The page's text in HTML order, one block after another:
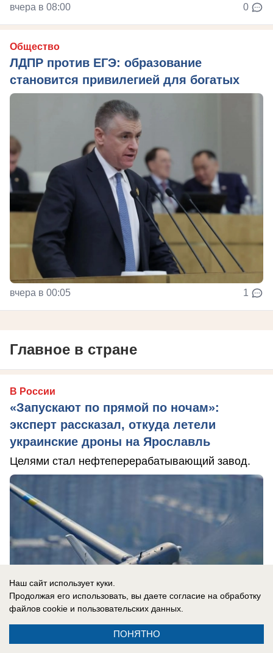
вчера в 08:00 0
Общество
ЛДПР против ЕГЭ: образование
становится привилегией для богатых
вчера в 00:05 1
Главное в стране
В России
«Запускают по прямой по ночам»:
эксперт рассказал, откуда летели
украинские дроны на Ярославль
Целями стал нефтеперерабатывающий завод.
Наш сайт использует куки.
Продолжая его использовать, вы даете согласие на обработку
файлов cookie и пользовательских данных.
ПОНЯТНО